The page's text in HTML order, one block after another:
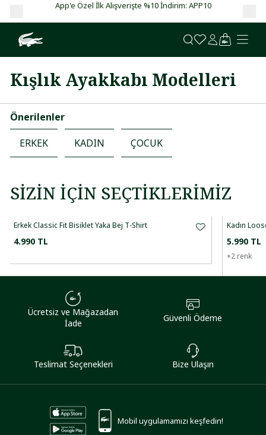
App'e Özel İlk Alışverişte %10 İndirim: APP10 Garanti BBVA
Kışlık Ayakkabı Modelleri
Önerilenler
ERKEK
KADIN ÇOCUK
SIZIN İÇIN SEÇTIKLERIMIZ
Erkek Classic Fit Bisiklet Yaka Bej T-Shirt
4.990 TL
Kadın
5.990 TL
+2 renk
Ücretsiz ve Mağazadan
İade
Güvenli Ödeme
Teslimat Seçenekleri Bize Ulaşın
Mobil uygulamamızı keşfedin!